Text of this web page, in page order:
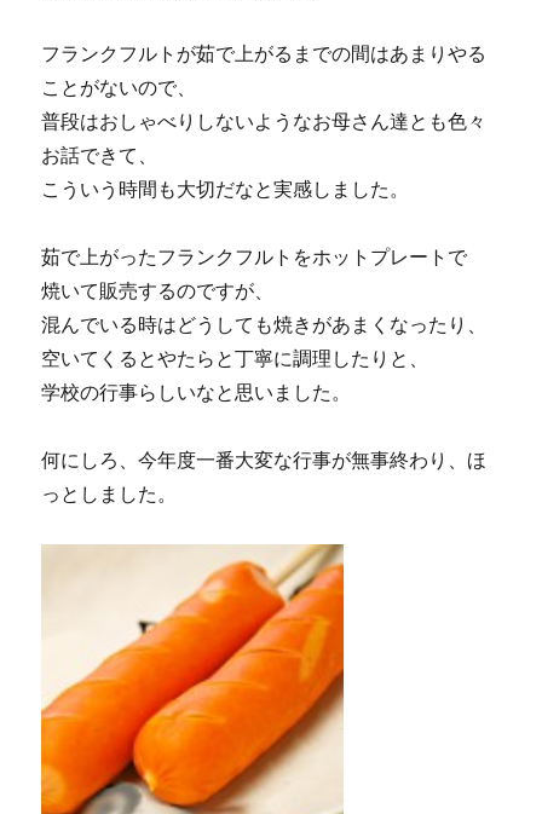
フランクフルトが茹で上がるまでの間はあまりやる
ことがないので、
普段はおしゃべりしないようなお母さん達とも色々
お話できて、
こういう時間も大切だなと実感しました。
茹で上がったフランクフルトをホットプレートで
焼いて販売するのですが、
混んでいる時はどうしても焼きがあまくなったり、
空いてくるとやたらと丁寧に調理したりと、
学校の行事らしいなと思いました。
何にしろ、今年度一番大変な行事が無事終わり、ほ
っとしました。